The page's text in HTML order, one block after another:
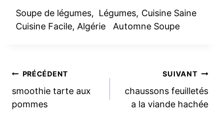
Soupe de légumes, Légumes, Cuisine Saine
Cuisine Facile, Algérie Automne Soupe
Navigation
de
PRÉCÉDENT
smoothie tarte aux
pommes
SUIVANT
chaussons feuilletés
a la viande hachée